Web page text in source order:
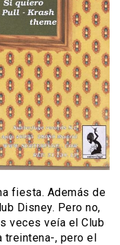
fiesta. Además de
Disney. Pero no,
veces veía el Club
treintena-, pero el